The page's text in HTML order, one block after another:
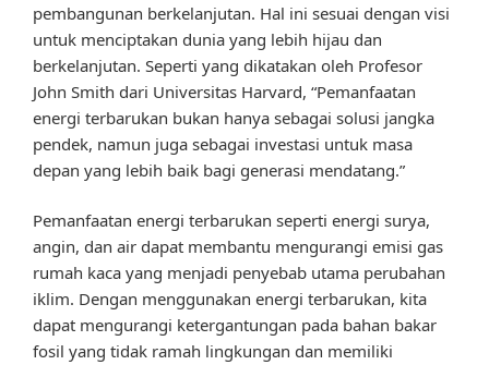
pembangunan berkelanjutan. Hal ini sesuai dengan visi
untuk menciptakan dunia yang lebih hijau dan
berkelanjutan. Seperti yang dikatakan oleh Profesor
John Smith dari Universitas Harvard, “Pemanfaatan
energi terbarukan bukan hanya sebagai solusi jangka
pendek, namun juga sebagai investasi untuk masa
depan yang lebih baik bagi generasi mendatang.”
Pemanfaatan energi terbarukan seperti energi surya,
angin, dan air dapat membantu mengurangi emisi gas
rumah kaca yang menjadi penyebab utama perubahan
iklim. Dengan menggunakan energi terbarukan, kita
dapat mengurangi ketergantungan pada bahan bakar
fosil yang tidak ramah lingkungan dan memiliki